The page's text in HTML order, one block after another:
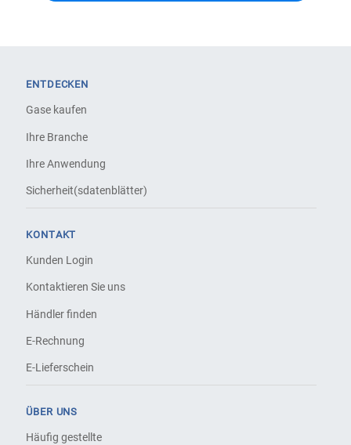
ENTDECKEN
Gase kaufen
Ihre Branche
Ihre Anwendung
Sicherheit(sdatenblätter)
KONTAKT
Kunden Login
Kontaktieren Sie uns
Händler finden
E-Rechnung
E-Lieferschein
ÜBER UNS
Häufig gestellte